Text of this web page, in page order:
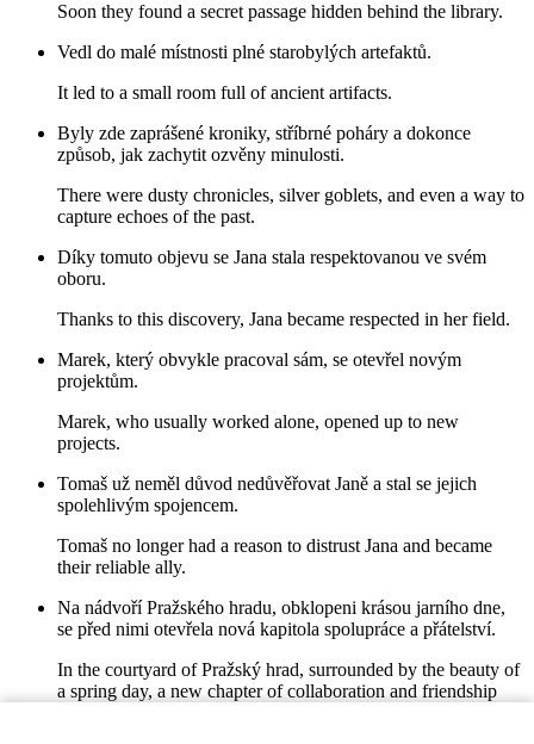
Soon they found a secret passage hidden behind the library.
Vedl do malé místnosti plné starobylých artefaktů.
It led to a small room full of ancient artifacts.
Byly zde zaprášené kroniky, stříbrné poháry a dokonce
způsob, jak zachytit ozvěny minulosti.
There were dusty chronicles, silver goblets, and even a way to
capture echoes of the past.
Díky tomuto objevu se Jana stala respektovanou ve svém
oboru.
Thanks to this discovery, Jana became respected in her field.
Marek, který obvykle pracoval sám, se otevřel novým
projektům.
Marek, who usually worked alone, opened up to new
projects.
Tomaš už neměl důvod nedůvěřovat Janě a stal se jejich
spolehlivým spojencem.
Tomaš no longer had a reason to distrust Jana and became
their reliable ally.
Na nádvoří Pražského hradu, obklopeni krásou jarního dne,
se před nimi otevřela nová kapitola spolupráce a přátelství.
In the courtyard of Pražský hrad, surrounded by the beauty of
a spring day, a new chapter of collaboration and friendship